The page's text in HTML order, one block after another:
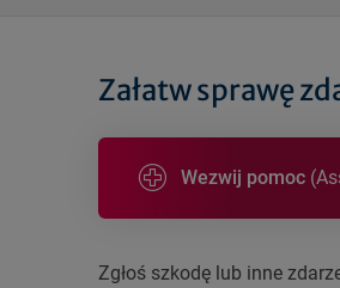
Załatw sprawę
Wezwij pomoc
Zgłoś szkodę lub inne